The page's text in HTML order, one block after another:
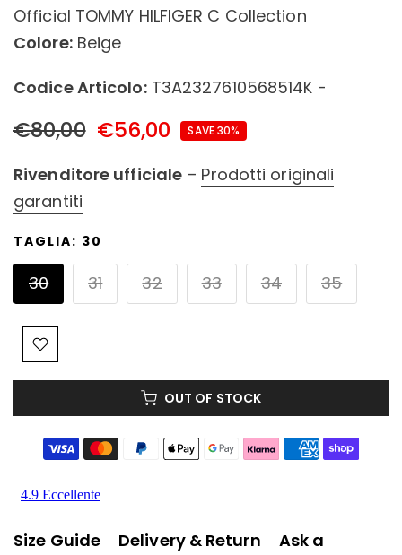
Official TOMMY HILFIGER C Collection
Colore:Beige
Codice Articolo:T3A2327610568514K -
€80,00 €56,00 SAVE 30%
Rivenditore ufficiale – Prodotti originali
garantiti
TAGLIA: 30
30 31 32 33 34 35
OUT OF STOCK
Size Guide Delivery & Return
Ask a